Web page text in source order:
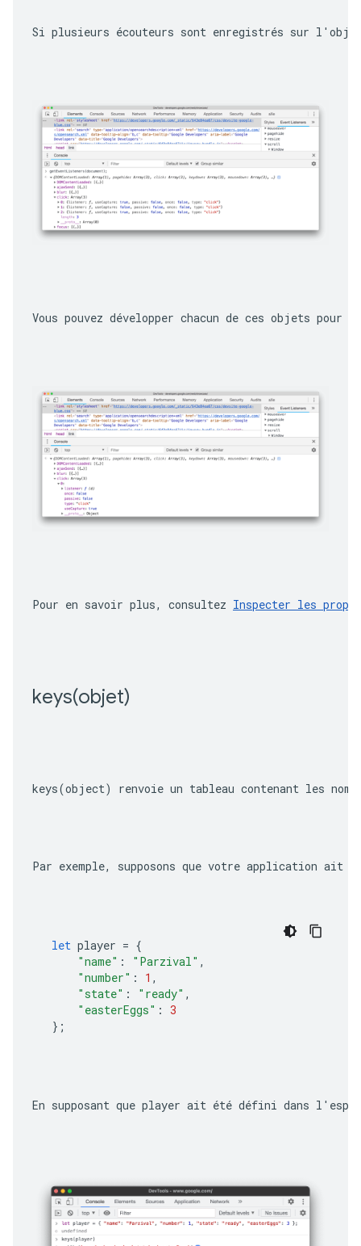
Si plusieurs écouteurs sont enregistrés sur l'objet
Vous pouvez développer chacun de ces objets
Pour en savoir plus, consultez Inspecter les
keys(objet)
keys(object) renvoie un tableau contenant les
Par exemple, supposons que votre application
let player = {
"name" : "Parzival" ,
"number" : 1 ,
"state" : "ready" ,
"easterEggs" : 3
};
En supposant que player ait été défini dans